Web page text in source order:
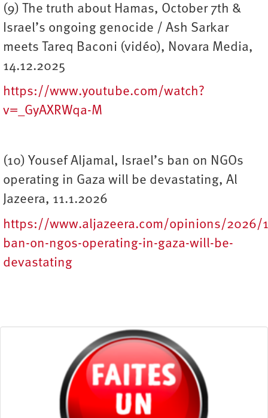
(9) The truth about Hamas, October 7th &
Israel’s ongoing genocide / Ash Sarkar
meets Tareq Baconi (vidéo), Novara Media,
14.12.2025
https://www.youtube.com/watch?
v=_GyAXRWqa-M
(10) Yousef Aljamal, Israel’s ban on NGOs
operating in Gaza will be devastating, Al
Jazeera, 11.1.2026
https://www.aljazeera.com/opinions/2026/
ban-on-ngos-operating-in-gaza-will-be-
devastating